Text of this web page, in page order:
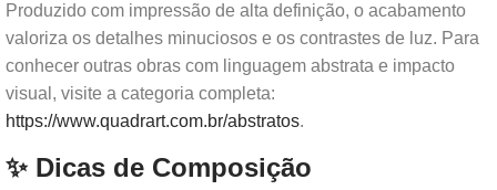
Produzido com impressão de alta definição, o acabamento
valoriza os detalhes minuciosos e os contrastes de luz. Para
conhecer outras obras com linguagem abstrata e impacto
visual, visite a categoria completa:
https://www.quadrart.com.br/abstratos.
✨ Dicas de Composição